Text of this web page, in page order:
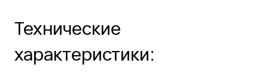
Технические
характеристики: